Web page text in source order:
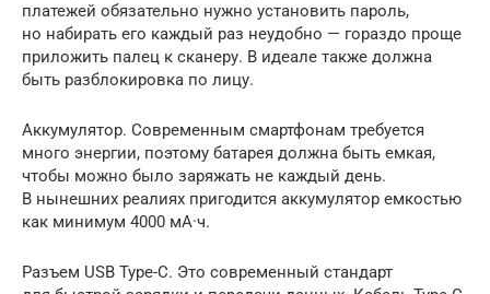
платежей обязательно нужно установить пароль,
но набирать его каждый раз неудобно — гораздо проще
приложить палец к сканеру. В идеале также должна
быть разблокировка по лицу.
Аккумулятор. Современным смартфонам требуется
много энергии, поэтому батарея должна быть емкая,
чтобы можно было заряжать не каждый день.
В нынешних реалиях пригодится аккумулятор емкостью
как минимум 4000 мА·ч.
Разъем USB Type-C. Это современный стандарт